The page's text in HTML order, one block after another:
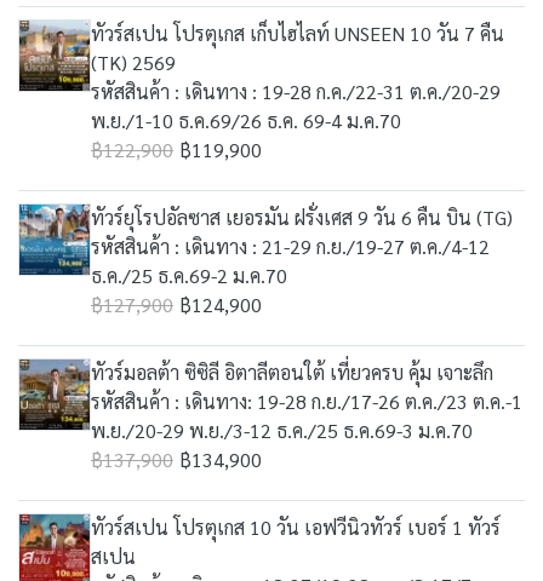
ทัวร์สเปน โปรตุเกส เก็บไฮไลท์ UNSEEN 10 วัน 7 คืน
(TK) 2569
รหัสสินค้า : เดินทาง : 19-28 ก.ค./22-31 ต.ค./20-29
พ.ย./1-10 ธ.ค.69/26 ธ.ค. 69-4 ม.ค.70
฿122,900 ฿119,900
ทัวร์ยุโรปอัลซาส เยอรมัน ฝรั่งเศส 9 วัน 6 คืน บิน (TG)
รหัสสินค้า : เดินทาง : 21-29 ก.ย./19-27 ต.ค./4-12
ธ.ค./25 ธ.ค.69-2 ม.ค.70
฿127,900 ฿124,900
ทัวร์มอลต้า ซิซิลี อิตาลีตอนใต้ เที่ยวครบ คุ้ม เจาะลึก
รหัสสินค้า : เดินทาง: 19-28 ก.ย./17-26 ต.ค./23 ต.ค.-1
พ.ย./20-29 พ.ย./3-12 ธ.ค./25 ธ.ค.69-3 ม.ค.70
฿137,900 ฿134,900
ทัวร์สเปน โปรตุเกส 10 วัน เอฟวีนิวทัวร์ เบอร์ 1 ทัวร์
สเปน